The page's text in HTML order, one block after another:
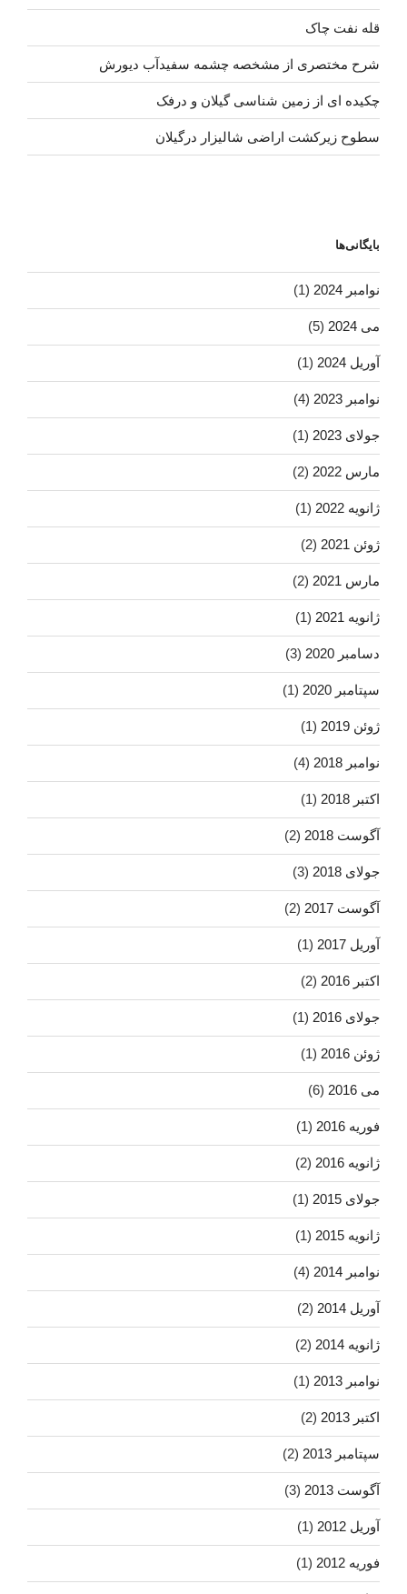
قله نفت چاک
شرح مختصری از مشخصه چشمه سفیدآب دیورش
چکیده ای از زمین شناسی گیلان و درفک
سطوح زیرکشت اراضی شالیزار درگیلان
بایگانی‌ها
نوامبر 2024 (1)
می 2024 (5)
آوریل 2024 (1)
نوامبر 2023 (4)
جولای 2023 (1)
مارس 2022 (2)
ژانویه 2022 (1)
ژوئن 2021 (2)
مارس 2021 (2)
ژانویه 2021 (1)
دسامبر 2020 (3)
سپتامبر 2020 (1)
ژوئن 2019 (1)
نوامبر 2018 (4)
اکتبر 2018 (1)
آگوست 2018 (2)
جولای 2018 (3)
آگوست 2017 (2)
آوریل 2017 (1)
اکتبر 2016 (2)
جولای 2016 (1)
ژوئن 2016 (1)
می 2016 (6)
فوریه 2016 (1)
ژانویه 2016 (2)
جولای 2015 (1)
ژانویه 2015 (1)
نوامبر 2014 (4)
آوریل 2014 (2)
ژانویه 2014 (2)
نوامبر 2013 (1)
اکتبر 2013 (2)
سپتامبر 2013 (2)
آگوست 2013 (3)
آوریل 2012 (1)
فوریه 2012 (1)